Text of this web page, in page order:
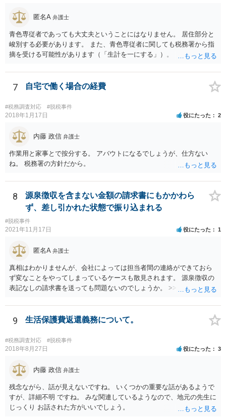
匿名A 弁護士
青色専従者であっても大丈夫ということにはなりません。 居住部分と
峻別する必要があります。 また、青色専従者に関しても税務署から指
摘を受ける可能性があります（「生計を一にする」）。
7 自宅で働く場合の経費
#税務調査対応 #脱税事件
2018年1月17日 役にたった 2
内藤 政信 弁護士
作業用と家事とで按分する。 アバウトになるでしょうが、仕方ない
ね。 税務署の方針だから。
8
源泉徴収を含まない金額の請求書にもかかわら
ず、差し引かれた状態で振り込まれる
#脱税事件
2021年11月17日 役にたった 1
匿名A 弁護士
真相はわかりませんが、会社によっては担当者間の連絡ができておら
ず変なことをやってしまっているケースも散見されます。 源泉徴収の
表記なしの請求書を送っても問題ないのでしょうか。 >>違法というこ
書の金額や記載と振込額がズレているのでややこしい瞬間は生じるよ
うに思いますが、間違えず記帳できるのであれば同じく問題はありま
せん。 相手方との関係性にもよりますが、一度相手方の担当者や上司
にしっかりと確認してみても良いかもしれません。
9 生活保護費返還義務について。
#税務調査対応 #脱税事件
2018年8月27日 役にたった 3
内藤 政信 弁護士
残念ながら、話が見えないですね。 いくつかの重要な話があるようで
すが、詳細不明 ですね。 みな関連しているようなので、地元の先生に
じっくり お話された方がいいでしょう。